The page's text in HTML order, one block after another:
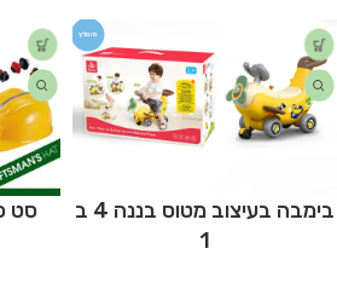
מומלץ
בימבה בעיצוב מטוס בננה 4 ב
1
סט